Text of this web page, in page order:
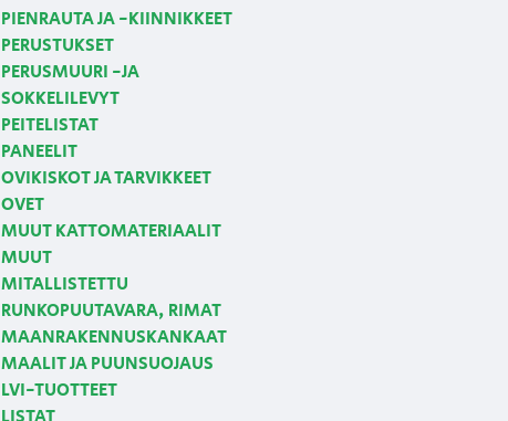
PIENRAUTA JA -KIINNIKKEET
PERUSTUKSET
PERUSMUURI -JA
SOKKELILEVYT
PEITELISTAT
PANEELIT
OVIKISKOT JA TARVIKKEET
OVET
MUUT KATTOMATERIAALIT
MUUT
MITALLISTETTU
RUNKOPUUTAVARA, RIMAT
MAANRAKENNUSKANKAAT
MAALIT JA PUUNSUOJAUS
LVI-TUOTTEET